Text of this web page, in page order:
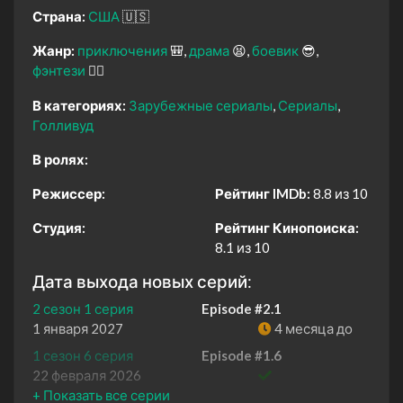
Страна: США 🇺🇸
Жанр: приключения 🎒 драма 😫 боевик 😎
фэнтези 🧝‍♂️
В категориях: Зарубежные сериалы Сериалы
Голливуд
В ролях:
Режиссер:
Студия:
Рейтинг IMDb: 8.8 из 10
Рейтинг Кинопоиска:
8.1 из 10
Дата выхода новых серий:
2 сезон 1 серия
Episode #2.1
1 января 2027
4 месяца до
1 сезон 6 серия
Episode #1.6
22 февраля 2026